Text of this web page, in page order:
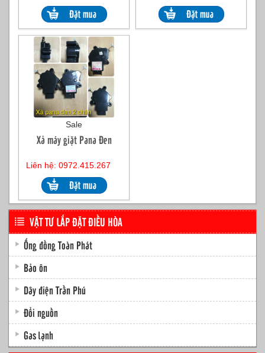
Sale
Xả máy giặt Pana Đen
Liên hệ: 0972.415.267
VẬT TƯ LẮP ĐẶT ĐIỀU HÒA
Ống đồng Toàn Phát
Bảo ôn
Dây điện Trần Phú
Đổi nguồn
Gas lạnh